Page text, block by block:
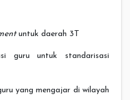
untuk daerah 3T
guru untuk standarisasi
yang mengajar di wilayah